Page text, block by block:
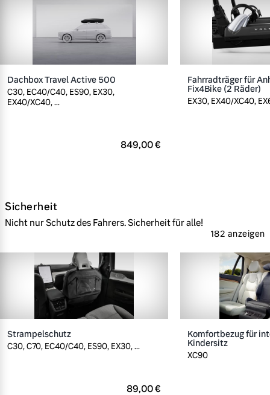
Dachbox Travel Active 500
C30, EC40/C40, ES90, EX30,
EX40/XC40, ...
849,00 €
Fahrradträger für
Fix4Bike (2 Räder)
EX30, EX40/XC40,
Sicherheit
Nicht nur Schutz des Fahrers. Sicherheit für alle!
182 anzeigen
Strampelschutz
C30, C70, EC40/C40, ES90, EX30, ...
89,00 €
Komfortbezug für
Kindersitz
XC90